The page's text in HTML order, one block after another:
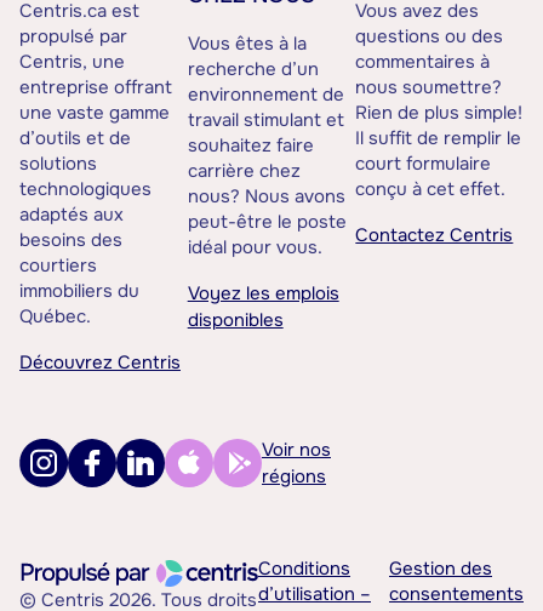
Centris.ca est
propulsé par
Centris, une
entreprise offrant
une vaste gamme
d’outils et de
solutions
technologiques
adaptés aux
besoins des
courtiers
immobiliers du
Québec.
Découvrez Centris
Vous êtes à la
recherche d’un
environnement de
travail stimulant et
souhaitez faire
carrière chez
nous? Nous avons
peut-être le poste
idéal pour vous.
Voyez les emplois
disponibles
Vous avez des
questions ou des
commentaires à
nous soumettre?
Rien de plus simple!
Il suffit de remplir le
court formulaire
conçu à cet effet.
Contactez Centris
Voir nos
régions
© Centris 2026. Tous droits
Conditions
d’utilisation –
Gestion des
consentements